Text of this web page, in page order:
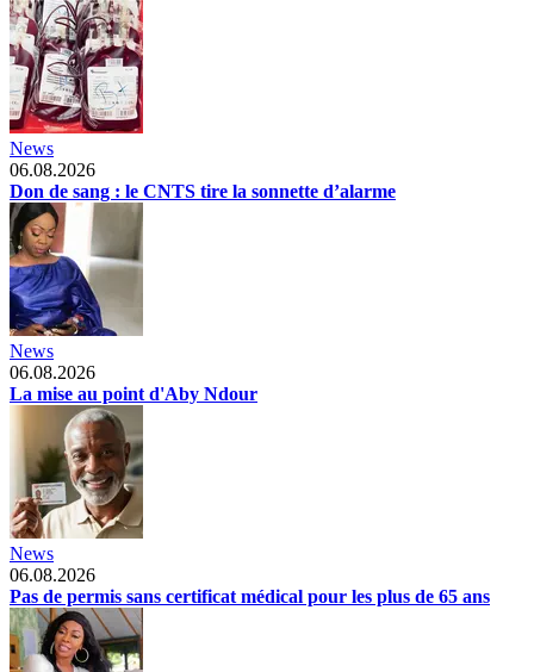
News
06.08.2026
Don de sang : le CNTS tire la sonnette d’alarme
News
06.08.2026
La mise au point d'Aby Ndour
News
06.08.2026
Pas de permis sans certificat médical pour les plus de 65 ans